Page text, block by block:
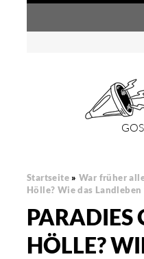
Startseite » War früher
Hölle? Wie das
PARADIES
HÖLLE?